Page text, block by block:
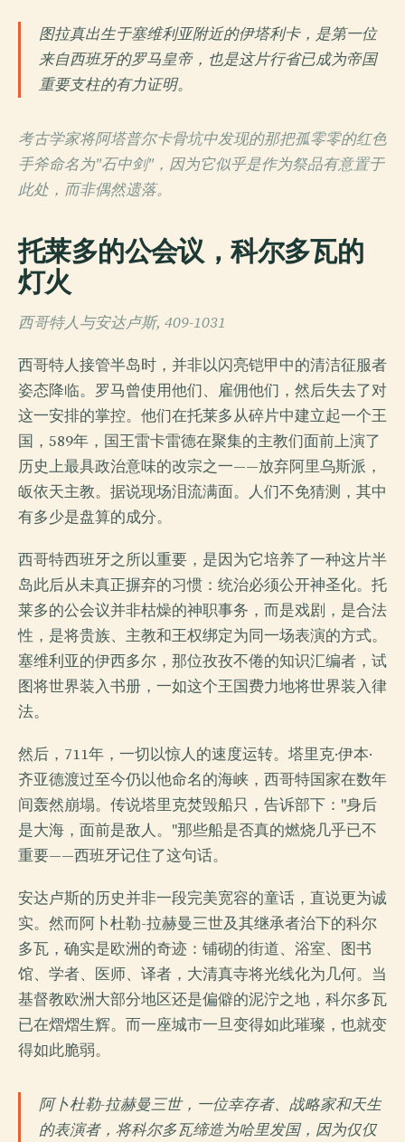
图拉真出生于塞维利亚附近的伊塔利卡，是第一位
来自西班牙的罗马皇帝，也是这片行省已成为帝国
重要支柱的有力证明。
考古学家将阿塔普尔卡骨坑中发现的那把孤零零的红色
手斧命名为"石中剑"，因为它似乎是作为祭品有意置于
此处，而非偶然遗落。
托莱多的公会议，科尔多瓦的
灯火
西哥特人与安达卢斯, 409-1031
西哥特人接管半岛时，并非以闪亮铠甲中的清洁征服者
姿态降临。罗马曾使用他们、雇佣他们，然后失去了对
这一安排的掌控。他们在托莱多从碎片中建立起一个王
国，589年，国王雷卡雷德在聚集的主教们面前上演了
历史上最具政治意味的改宗之一——放弃阿里乌斯派，
皈依天主教。据说现场泪流满面。人们不免猜测，其中
有多少是盘算的成分。
西哥特西班牙之所以重要，是因为它培养了一种这片半
岛此后从未真正摒弃的习惯：统治必须公开神圣化。托
莱多的公会议并非枯燥的神职事务，而是戏剧，是合法
性，是将贵族、主教和王权绑定为同一场表演的方式。
塞维利亚的伊西多尔，那位孜孜不倦的知识汇编者，试
图将世界装入书册，一如这个王国费力地将世界装入律
法。
然后，711年，一切以惊人的速度运转。塔里克·伊本·
齐亚德渡过至今仍以他命名的海峡，西哥特国家在数年
间轰然崩塌。传说塔里克焚毁船只，告诉部下："身后
是大海，面前是敌人。"那些船是否真的燃烧几乎已不
重要——西班牙记住了这句话。
安达卢斯的历史并非一段完美宽容的童话，直说更为诚
实。然而阿卜杜勒-拉赫曼三世及其继承者治下的科尔
多瓦，确实是欧洲的奇迹：铺砌的街道、浴室、图书
馆、学者、医师、译者，大清真寺将光线化为几何。当
基督教欧洲大部分地区还是偏僻的泥泞之地，科尔多瓦
已在熠熠生辉。而一座城市一旦变得如此璀璨，也就变
得如此脆弱。
阿卜杜勒-拉赫曼三世，一位幸存者、战略家和天生
的表演者，将科尔多瓦缔造为哈里发国，因为仅仅